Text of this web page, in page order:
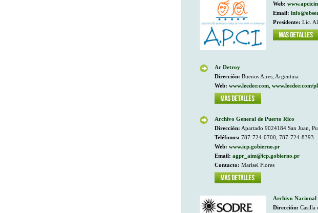
Web:
Email:
Presidente: Lic.
Ar Detroy
Dirección: Buenos Aires, Argentina
Web: www.leedor.com www.leedor.com/
Archivo General de Puerto Rico
Dirección: Apartado 9024184 San Juan,
Teléfonos: 787-724-0700, 787-724-8393
Web: www.icp.gobierno.pr
Email: agpr_aim@icp.gobierno.pr
Contacto: Marisel Flores
Archivo Nacional
Dirección: Casilla